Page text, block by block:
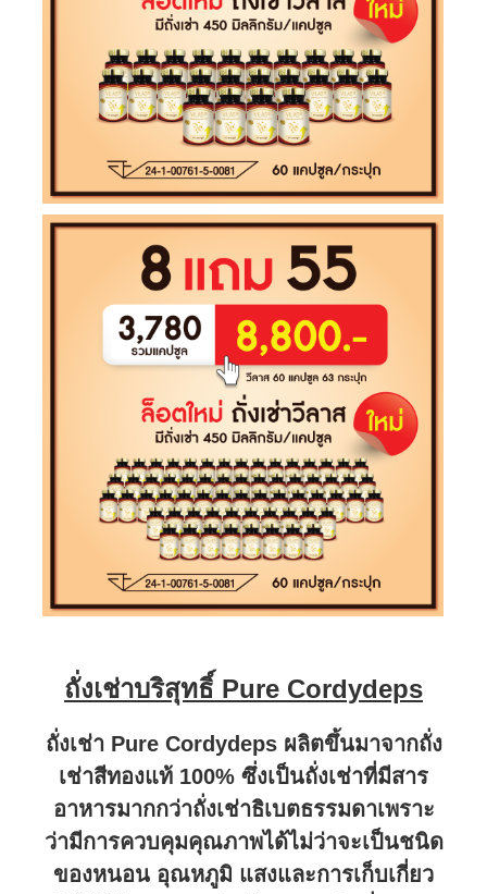
ถั่งเช่าบริสุทธิ์ Pure Cordydeps
ถั่งเช่า Pure Cordydeps ผลิตขึ้นมาจากถั่ง
เช่าสีทองแท้ 100% ซึ่งเป็นถั่งเช่าที่มีสาร
อาหารมากกว่าถั่งเช่าธิเบตธรรมดาเพราะ
ว่ามีการควบคุมคุณภาพได้ไม่ว่าจะเป็นชนิด
ของหนอน อุณหภูมิ แสงและการเก็บเกี่ยว